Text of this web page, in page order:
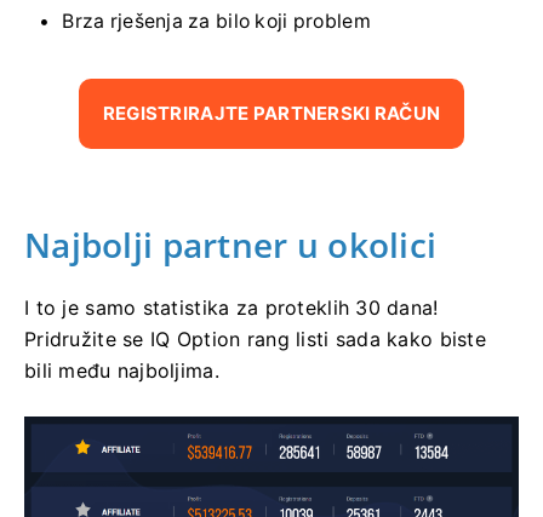
Brza rješenja za bilo koji problem
REGISTRIRAJTE PARTNERSKI RAČUN
Najbolji partner u okolici
I to je samo statistika za proteklih 30 dana!
Pridružite se IQ Option rang listi sada kako biste
bili među najboljima.